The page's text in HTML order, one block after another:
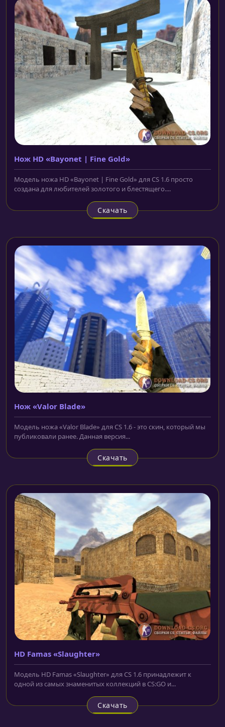
Нож HD «Bayonet | Fine Gold»
Модель ножа HD «Bayonet | Fine Gold» для CS 1.6 просто
создана для любителей золотого и блестящего....
Скачать
Нож «Valor Blade»
Модель ножа «Valor Blade» для CS 1.6 - это скин, который мы
публиковали ранее. Данная версия...
Скачать
HD Famas «Slaughter»
Модель HD Famas «Slaughter» для CS 1.6 принадлежит к
одной из самых знаменитых коллекций в CS:GO и...
Скачать